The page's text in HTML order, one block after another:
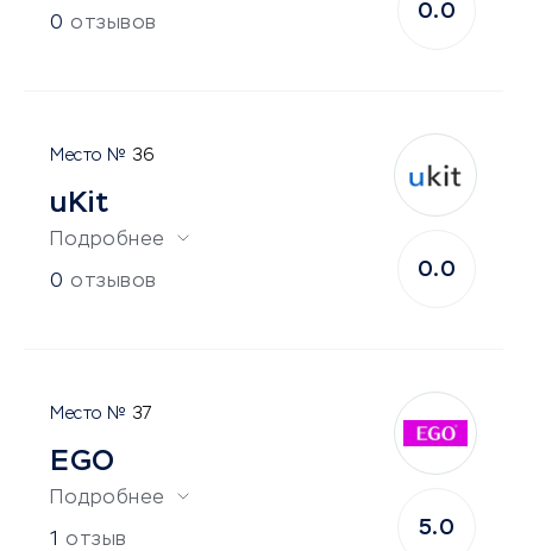
0 отзывов
0.0
36
uKit
Подробнее
0 отзывов
0.0
37
EGO
Подробнее
1 отзыв
5.0